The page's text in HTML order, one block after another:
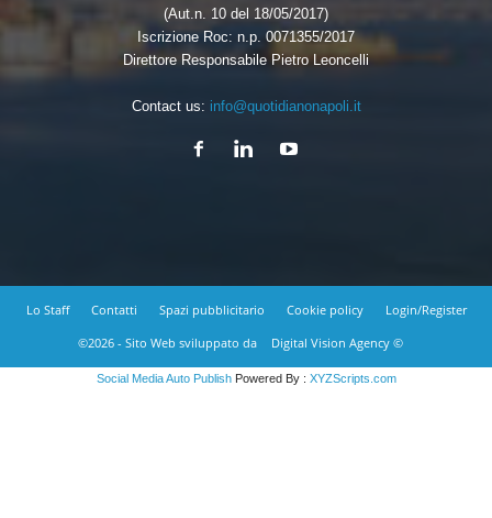
(Aut.n. 10 del 18/05/2017)
Iscrizione Roc: n.p. 0071355/2017
Direttore Responsabile Pietro Leoncelli
Contact us: info@quotidianonapoli.it
Lo Staff Contatti Spazi pubblicitario Cookie policy
Login/Register
©2026 - Sito Web sviluppato da
Digital Vision Agency ©
Social Media Auto PublishPowered By : XYZScripts.com